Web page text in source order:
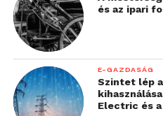
és az ipari
E-GAZDASÁG
Szintet lép
Electric és a